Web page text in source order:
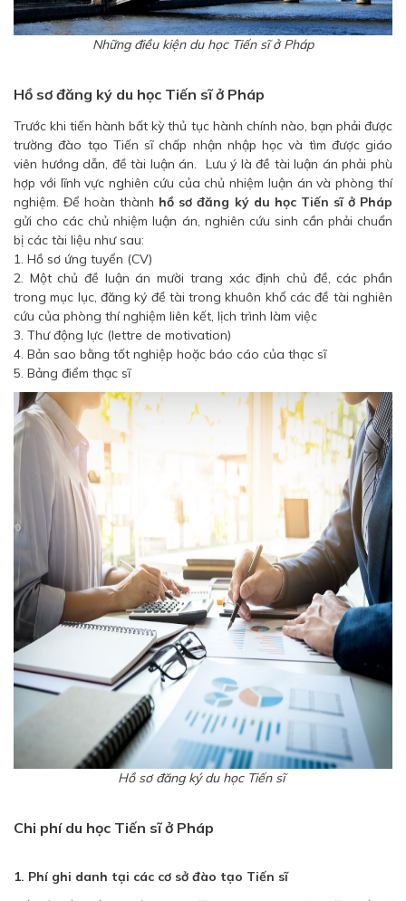
Những điều kiện du học Tiến sĩ ở Pháp
Hồ sơ đăng ký du học Tiến sĩ ở Pháp
Trước khi tiến hành bất kỳ thủ tục hành chính nào, bạn phải được
trường đào tạo Tiến sĩ chấp nhận nhập học và tìm được giáo
viên hướng dẫn, đề tài luận án. Lưu ý là đề tài luận án phải phù
hợp với lĩnh vực nghiên cứu của chủ nhiệm luận án và phòng thí
nghiệm. Để hoàn thành hồ sơ đăng ký du học Tiến sĩ ở Pháp
gửi cho các chủ nhiệm luận án, nghiên cứu sinh cần phải chuẩn
bị các tài liệu như sau:
1. Hồ sơ ứng tuyển (CV)
2. Một chủ đề luận án mười trang xác định chủ đề, các phần
trong mục lục, đăng ký đề tài trong khuôn khổ các đề tài nghiên
cứu của phòng thí nghiệm liên kết, lịch trình làm việc
3. Thư động lực (lettre de motivation)
4. Bản sao bằng tốt nghiệp hoặc báo cáo của thạc sĩ
5. Bảng điểm thạc sĩ
Hồ sơ đăng ký du học Tiến sĩ
Chi phí du học Tiến sĩ ở Pháp
1. Phí ghi danh tại các cơ sở đào tạo Tiến sĩ